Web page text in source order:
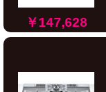
￥147,628